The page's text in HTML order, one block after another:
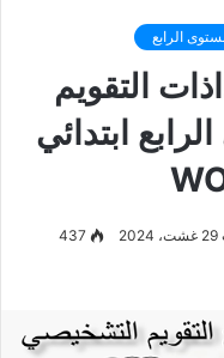
الرابع
التقويم
ابتدائي
437